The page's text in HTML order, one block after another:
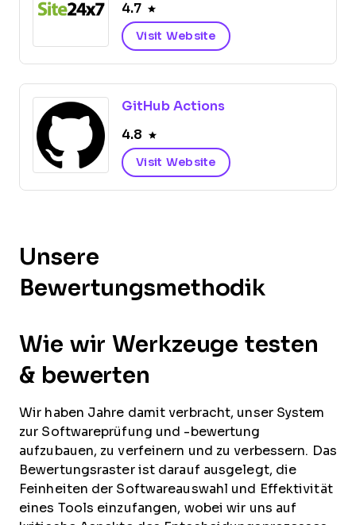
4.7
Visit Website
GitHub Actions
4.8
Visit Website
Unsere
Bewertungsmethodik
Wie wir Werkzeuge testen
& bewerten
Wir haben Jahre damit verbracht, unser System
zur Softwareprüfung und -bewertung
aufzubauen, zu verfeinern und zu verbessern. Das
Bewertungsraster ist darauf ausgelegt, die
Feinheiten der Softwareauswahl und Effektivität
eines Tools einzufangen, wobei wir uns auf